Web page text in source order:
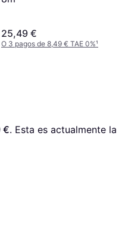
25,49 €
O 3 pagos de 8,49 € TAE 0%¹
€. Esta es actualmente la